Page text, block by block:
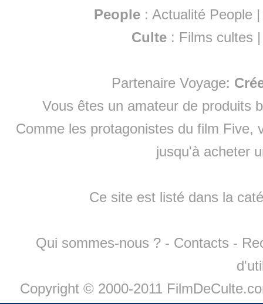
People :Actualité People
Culte : Films cultes
Partenaire Voyage:
Vous êtes un amateur de produits
Comme les protagonistes du film Five,
jusqu'à acheter
Ce site est listé dans la
Qui sommes-nous ? - Contacts -
Copyright © 2000-2011